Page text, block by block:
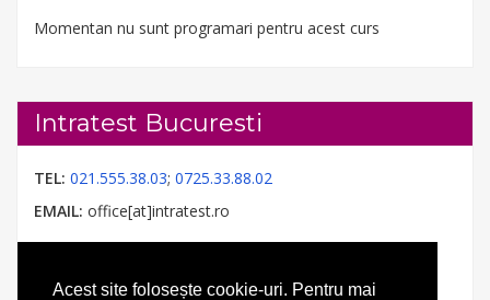
Acest site folosește cookie-uri. Pentru mai
Momentan nu sunt programari pentru acest curs
Intratest Bucuresti
TEL: 021.555.38.03; 0725.33.88.02
EMAIL: office[at]intratest.ro